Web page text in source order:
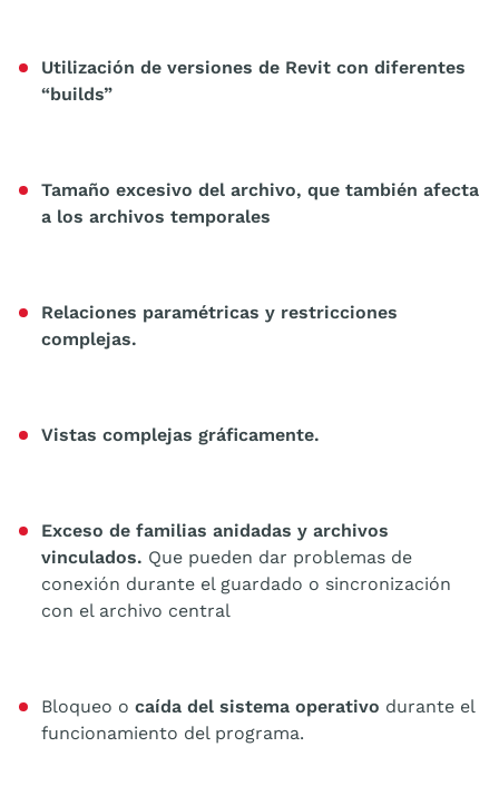
Utilización de versiones de Revit con diferentes
“builds”
Tamaño excesivo del archivo, que también afecta
a los archivos temporales
Relaciones paramétricas y restricciones
complejas.
Vistas complejas gráficamente.
Exceso de familias anidadas y archivos
vinculados. Que pueden dar problemas de
conexión durante el guardado o sincronización
con el archivo central
Bloqueo o caída del sistema operativo durante el
funcionamiento del programa.